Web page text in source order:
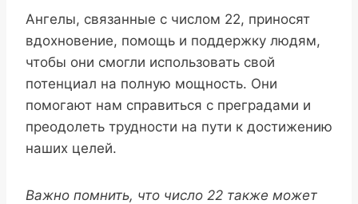
Ангелы, связанные с числом 22, приносят
вдохновение, помощь и поддержку людям,
чтобы они смогли использовать свой
потенциал на полную мощность. Они
помогают нам справиться с преградами и
преодолеть трудности на пути к достижению
наших целей.
Важно помнить, что число 22 также может